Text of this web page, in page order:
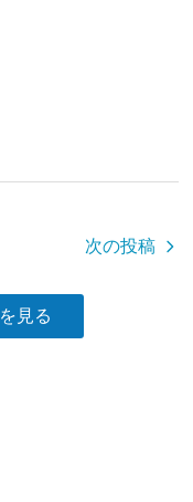
次の投稿
見る